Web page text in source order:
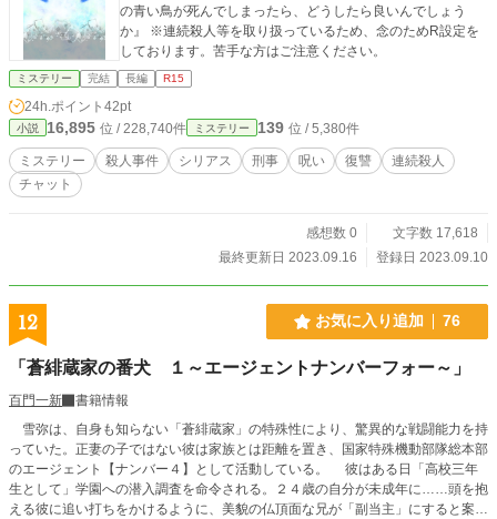
の青い鳥が死んでしまったら、どうしたら良いんでしょう
か』 ※連続殺人等を取り扱っているため、念のためR設定を
しております。苦手な方はご注意ください。
ミステリー 完結 長編 R15
24h.ポイント 42pt
小説 16,895 位 / 228,740件 ミステリー 139 位 / 5,380件
ミステリー 殺人事件 シリアス 刑事 呪い 復讐
連続殺人
チャット
感想数 0
文字数 17,618
最終更新日 2023.09.16
登録日 2023.09.10
12 お気に入り追加 76
「蒼緋蔵家の番犬 １～エージェントナンバーフォー～」
百門一新
書籍情報
雪弥は、自身も知らない「蒼緋蔵家」の特殊性により、驚異的な戦闘能力を持
っていた。正妻の子ではない彼は家族とは距離を置き、国家特殊機動部隊総本部
のエージェント【ナンバー４】として活動している。 彼はある日「高校三年
生として」学園への潜入調査を命令される。２４歳の自分が未成年に……頭を抱
える彼に追い打ちをかけるように、美貌の仏頂面な兄が「副当主」にすると案を